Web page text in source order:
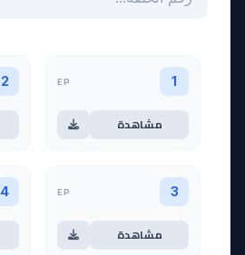
1
EP
مشاهدة
2
3
EP
مشاهدة
4